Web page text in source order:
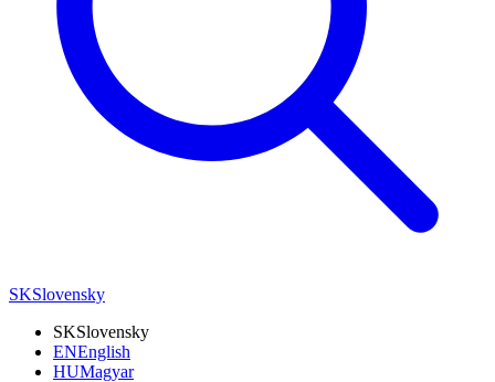
SKSlovensky
SKSlovensky
ENEnglish
HUMagyar